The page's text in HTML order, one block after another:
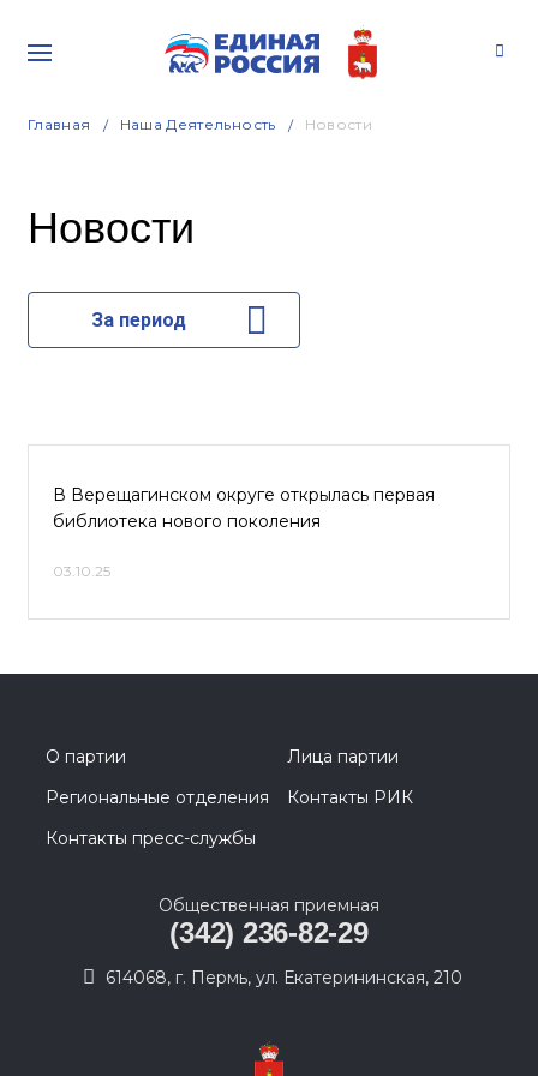
Главная Наша Деятельность Новости
Новости
За период
В Верещагинском округе открылась первая
библиотека нового поколения
03.10.25
О партии
Лица партии
Региональные отделения
Контакты РИК
Контакты пресс-службы
Общественная приемная
(342) 236-82-29
614068, г. Пермь, ул. Екатерининская, 210